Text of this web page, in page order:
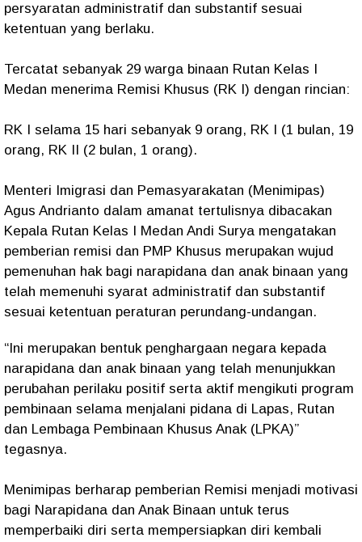
persyaratan administratif dan substantif sesuai
ketentuan yang berlaku.
Tercatat sebanyak 29 warga binaan Rutan Kelas I
Medan menerima Remisi Khusus (RK I) dengan rincian:
RK I selama 15 hari sebanyak 9 orang, RK I (1 bulan, 19
orang, RK II (2 bulan, 1 orang).
Menteri Imigrasi dan Pemasyarakatan (Menimipas)
Agus Andrianto dalam amanat tertulisnya dibacakan
Kepala Rutan Kelas I Medan Andi Surya mengatakan
pemberian remisi dan PMP Khusus merupakan wujud
pemenuhan hak bagi narapidana dan anak binaan yang
telah memenuhi syarat administratif dan substantif
sesuai ketentuan peraturan perundang-undangan.
“Ini merupakan bentuk penghargaan negara kepada
narapidana dan anak binaan yang telah menunjukkan
perubahan perilaku positif serta aktif mengikuti program
pembinaan selama menjalani pidana di Lapas, Rutan
dan Lembaga Pembinaan Khusus Anak (LPKA)”
tegasnya.
Menimipas berharap pemberian Remisi menjadi motivasi
bagi Narapidana dan Anak Binaan untuk terus
memperbaiki diri serta mempersiapkan diri kembali